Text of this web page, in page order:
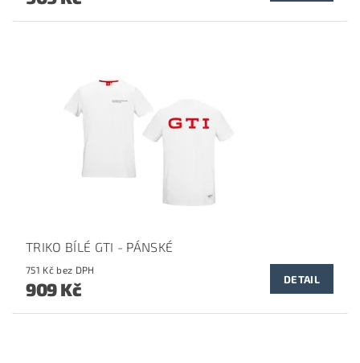
TRIKO BÍLÉ GTI - PÁNSKÉ
751 Kč bez DPH
909 Kč DETAIL